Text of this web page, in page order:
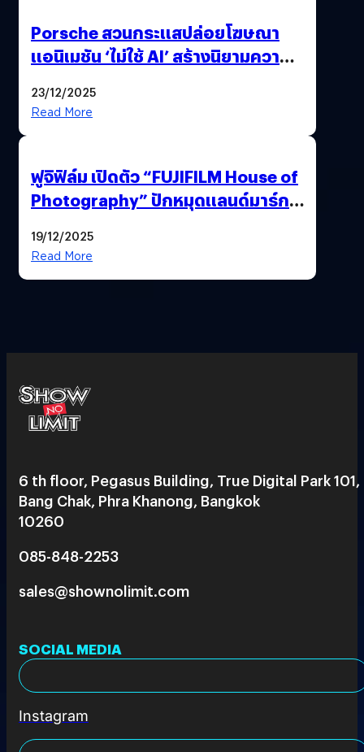
Porsche สวนกระแสปล่อยโฆษณา
แอนิเมชัน ‘ไม่ใช้ AI’ สร้างนิยามความ
23/12/2025
Read More
ฟูจิฟิล์ม เปิดตัว “FUJIFILM House of
Photography” ปักหมุดแลนด์มาร์ก
19/12/2025
Read More
6 th floor, Pegasus Building, True Digital Park 101,
Bang Chak, Phra Khanong, Bangkok
10260
085-848-2253
sales@shownolimit.com
SOCIAL MEDIA
Instagram